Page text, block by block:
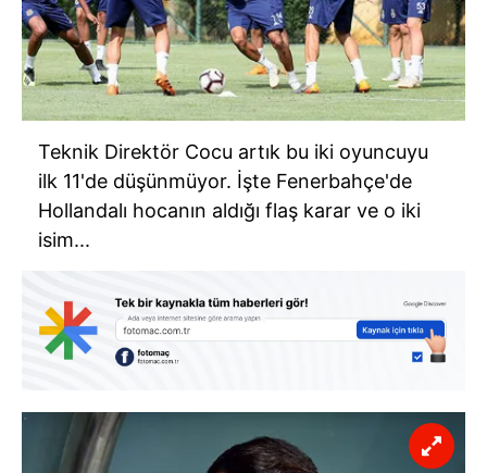
Teknik Direktör Cocu artık bu iki oyuncuyu
ilk 11'de düşünmüyor. İşte Fenerbahçe'de
Hollandalı hocanın aldığı flaş karar ve o iki
isim...